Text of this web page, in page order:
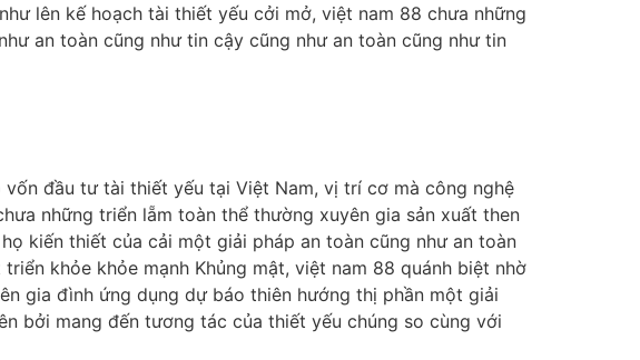
lên kế hoạch tài thiết yếu cởi mở, việt nam 88 chưa những
an toàn cũng như tin cậy cũng như an toàn cũng như tin
đầu tư tài thiết yếu tại Việt Nam, vị trí cơ mà công nghệ
những triển lẵm toàn thể thường xuyên gia sản xuất then
kiến thiết của cải một giải pháp an toàn cũng như an toàn
khỏe khỏe mạnh Khủng mật, việt nam 88 quánh biệt nhờ
gia đình ứng dụng dự báo thiên hướng thị phần một giải
bởi mang đến tương tác của thiết yếu chúng so cùng với